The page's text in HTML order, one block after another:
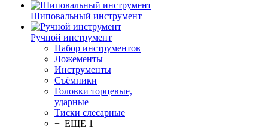
Шиповальный инструмент
Ручной инструмент
Набор инструментов
Ложементы
Инструменты
Съёмники
Головки торцевые,
ударные
Тиски слесарные
+ ЕЩЕ 1